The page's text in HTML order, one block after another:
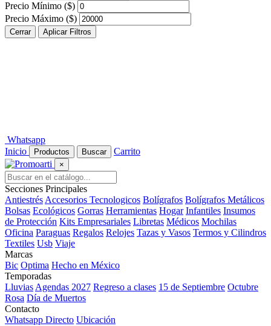
Precio Mínimo ($)
Precio Máximo ($)
Cerrar Aplicar Filtros
Whatsapp
Inicio
Productos Buscar Carrito
×
Secciones Principales
Antiestrés Accesorios Tecnologicos Bolígrafos Bolígrafos Metálicos
Bolsas Ecológicos Gorras Herramientas Hogar Infantiles Insumos
de Protección Kits Empresariales Libretas Médicos Mochilas
Oficina Paraguas Regalos Relojes Tazas y Vasos Termos y Cilindros
Textiles Usb Viaje
Marcas
Bic Optima Hecho en México
Temporadas
Lluvias Agendas 2027 Regreso a clases 15 de Septiembre Octubre
Rosa Día de Muertos
Contacto
Whatsapp Directo Ubicación